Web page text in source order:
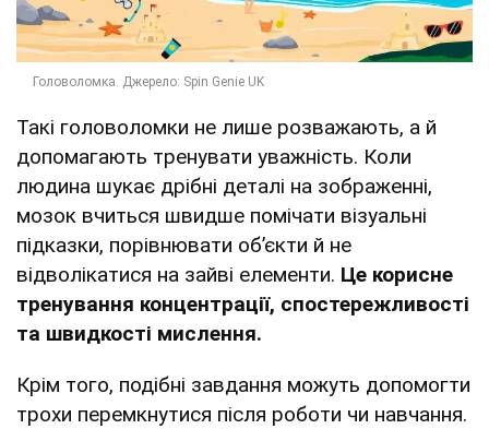
Такі головоломки не лише розважають, а й
допомагають тренувати уважність. Коли
людина шукає дрібні деталі на зображенні,
мозок вчиться швидше помічати візуальні
підказки, порівнювати об’єкти й не
відволікатися на зайві елементи. Це корисне
тренування концентрації, спостережливості
та швидкості мислення.
Крім того, подібні завдання можуть допомогти
трохи перемкнутися після роботи чи навчання.